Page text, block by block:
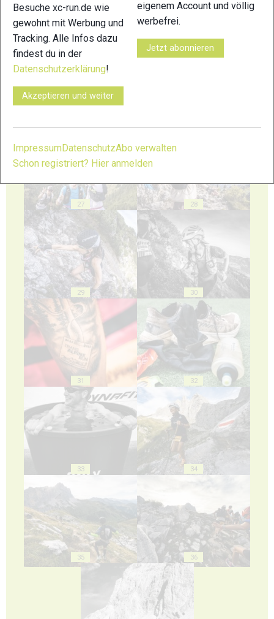
23
27 28
29 30
31 32
33 34
35 36
Besuche xc-run.de wie
gewohnt mit Werbung und
Tracking. Alle Infos dazu
findest du in der
Datenschutzerklärung!
Akzeptieren und weiter
eigenem Account und völlig
werbefrei.
Jetzt abonnieren
ImpressumDatenschutzAbo verwalten
Schon registriert? Hier anmelden